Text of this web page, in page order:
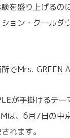
を盛り上げる
ョン・クール
でMrs. GREEN
が手掛けるテ
、6月7日の中
れます。